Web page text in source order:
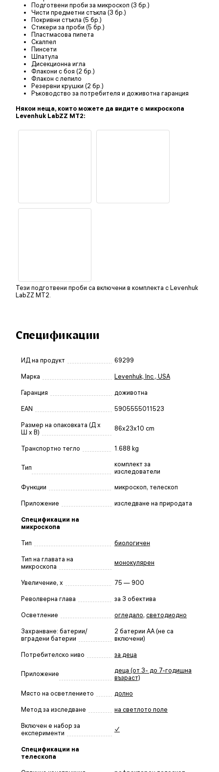
Подготвени проби за микроскоп (3 бр.)
Чисти предметни стъкла (3 бр.)
Покривни стъкла (5 бр.)
Стикери за проби (5 бр.)
Пластмасова пипета
Скалпел
Пинсети
Шпатула
Дисекционна игла
Флакони с боя (2 бр.)
Флакон с лепило
Резервни крушки (2 бр.)
Ръководство за потребителя и доживотна гаранция
Някои неща, които можете да видите с микроскопа
Levenhuk LabZZ MT2:
Тези подготвени проби са включени в комплекта с Levenhuk
LabZZ MT2.
Спецификации
ИД на продукт 69299
Марка Levenhuk, Inc., USA
Гаранция доживотна
EAN 5905555011523
Размер на опаковката (Д x
Ш x В)
86x23x10 cm
Транспортно тегло 1.688 kg
Тип
комплект за
изследователи
Функции микроскоп, телескоп
Приложение изследване на природата
Спецификации на
микроскопа
Тип биологичен
Тип на главата на
микроскопа
монокулярен
Увеличение, x 75 — 900
Револверна глава за 3 обектива
Осветление огледало, светодиодно
Захранване: батерии/
вградени батерии
2 батерии АА (не са
включени)
Потребителско ниво за деца
Приложение
деца (от 3- до 7-годишна
възраст)
Място на осветлението долно
Метод за изследване на светлото поле
Включен е набор за
експерименти
✓
Спецификации на
телескопа